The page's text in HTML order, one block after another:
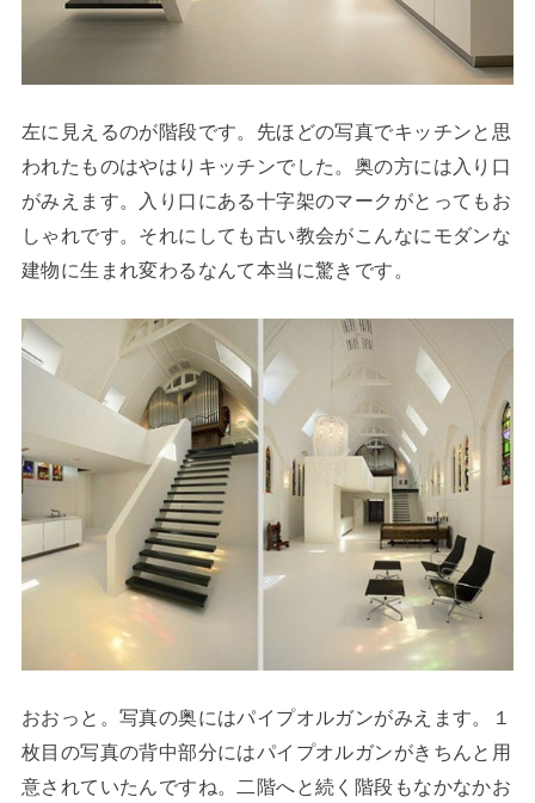
左に見えるのが階段です。先ほどの写真でキッチンと思
われたものはやはりキッチンでした。奥の方には入り口
がみえます。入り口にある十字架のマークがとってもお
しゃれです。それにしても古い教会がこんなにモダンな
建物に生まれ変わるなんて本当に驚きです。
おおっと。写真の奥にはパイプオルガンがみえます。１
枚目の写真の背中部分にはパイプオルガンがきちんと用
意されていたんですね。二階へと続く階段もなかなかお